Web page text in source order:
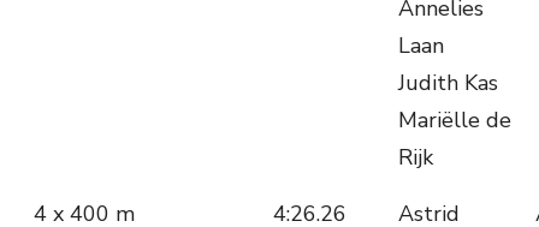
Annelies
Laan
Judith Kas
Mariëlle de
Rijk
4 x 400 m 4:26.26
Astrid